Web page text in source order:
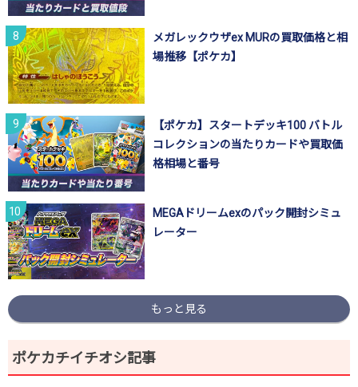
メガレックウザex MURの買取価格と相
場推移【ポケカ】
【ポケカ】スタートデッキ100 バトル
コレクションの当たりカードや買取価
格相場と番号
MEGAドリームexのパック開封シミュ
レーター
もっと見る
ポケカチイチオシ記事